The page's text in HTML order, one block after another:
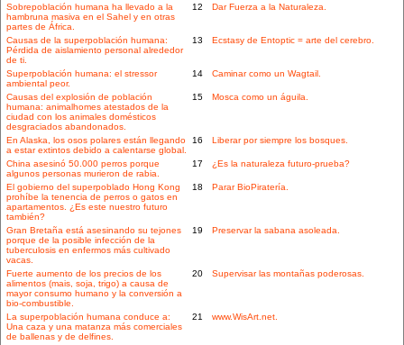
Sobrepoblación humana ha llevado a la
hambruna masiva en el Sahel y en otras
partes de África.
12 Dar Fuerza a la Naturaleza.
Causas de la superpoblación humana:
Pérdida de aislamiento personal alrededor
de ti.
13 Ecstasy de Entoptic = arte del cerebro.
Superpoblación humana: el stressor
ambiental peor.
14 Caminar como un Wagtail.
Causas del explosión de población
humana: animalhomes atestados de la
ciudad con los animales domésticos
desgraciados abandonados.
15 Mosca como un águila.
En Alaska, los osos polares están llegando
a estar extintos debido a calentarse global.
16 Liberar por siempre los bosques.
China asesinó 50.000 perros porque
algunos personas murieron de rabia.
17 ¿Es la naturaleza futuro-prueba?
El gobierno del superpoblado Hong Kong
prohíbe la tenencia de perros o gatos en
apartamentos. ¿Es este nuestro futuro
también?
18 Parar BioPiratería.
Gran Bretaña está asesinando su tejones
porque de la posible infección de la
tuberculosis en enfermos más cultivado
vacas.
19 Preservar la sabana asoleada.
Fuerte aumento de los precios de los
alimentos (mais, soja, trigo) a causa de
mayor consumo humano y la conversión a
bio-combustible.
20 Supervisar las montañas poderosas.
La superpoblación humana conduce a:
Una caza y una matanza más comerciales
de ballenas y de delfines.
21 www.WisArt.net.